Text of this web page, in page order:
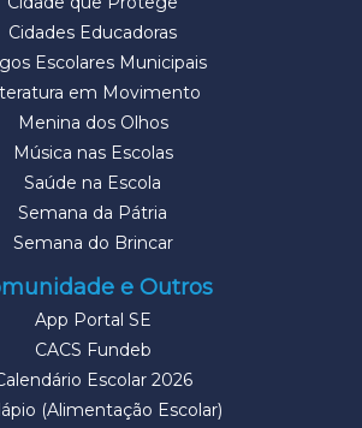
Cidades Educadoras
Escolares Municipais
em Movimento
Menina dos Olhos
Música nas Escolas
Saúde na Escola
Semana da Pátria
Semana do Brincar
e Outros
App Portal SE
CACS Fundeb
Escolar 2026
(Alimentação Escolar)